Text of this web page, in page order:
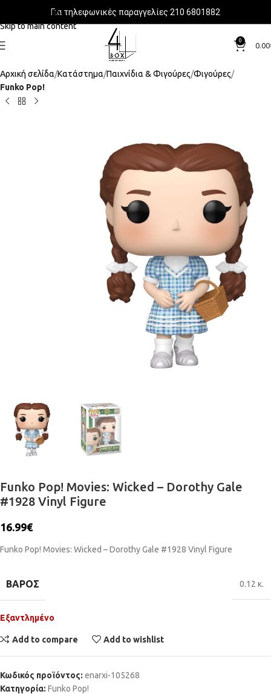
Skip to navigation
Skip to main content
Για τηλεφωνικές παραγγελίες 210 6801882
0
0.00
Αρχική σελίδα Κατάστημα Παιχνίδια & Φιγούρες Φιγούρες
Funko Pop!
Funko Pop! Movies: Wicked – Dorothy Gale
#1928 Vinyl Figure
16.99€
Funko Pop! Movies: Wicked – Dorothy Gale #1928 Vinyl Figure
ΒΆΡΟΣ 0.12 κ.
Εξαντλημένο
Add to compare Add to wishlist
Κωδικός προϊόντος: enarxi-105268
Κατηγορία: Funko Pop!